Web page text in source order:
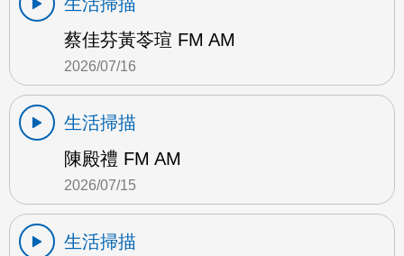
蔡佳芬黃苓瑄 FM AM
2026/07/16
生活掃描
陳殿禮 FM AM
2026/07/15
生活掃描